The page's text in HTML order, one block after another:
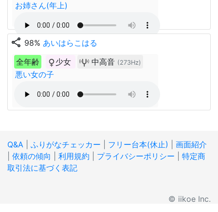
お姉さん(年上)
share 98% あいはらこはる
全年齢
少女 中高音 (273Hz)
悪い女の子
Q&A ふりがなチェッカー フリー台本(休止)
画面紹介
依頼の傾向 利用規約 プライバシーポリシー
特定商
取引法に基づく表記
© iikoe Inc.